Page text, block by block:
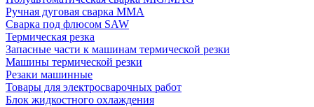
Ручная дуговая сварка MMA
Сварка под флюсом SAW
Термическая резка
Запасные части к машинам термической резки
Машины термической резки
Резаки машинные
Товары для электросварочных работ
Блок жидкостного охлаждения